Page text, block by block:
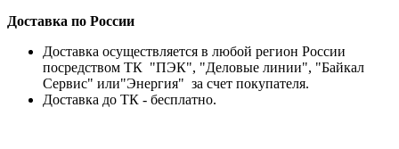
Доставка по России
Доставка осуществляется в любой регион России
посредством ТК "ПЭК", "Деловые линии", "Байкал
Сервис" или"Энергия" за счет покупателя.
Доставка до ТК - бесплатно.